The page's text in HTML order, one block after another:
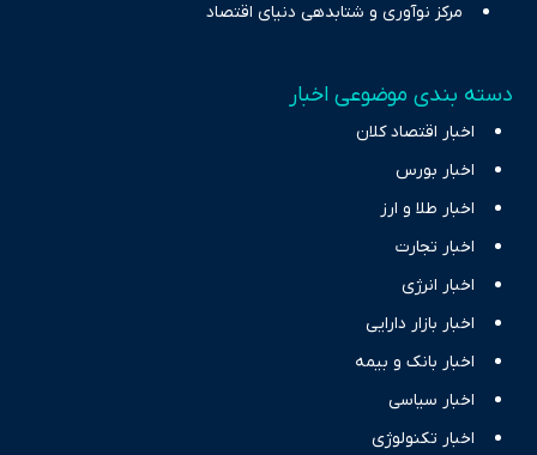
مرکز نوآوری و شتابدهی دنیای اقتصاد
دسته بندی موضوعی اخبار
اخبار اقتصاد کلان
اخبار بورس
اخبار طلا و ارز
اخبار تجارت
اخبار انرژی
اخبار بازار دارایی
اخبار بانک و بیمه
اخبار سیاسی
اخبار تکنولوژی